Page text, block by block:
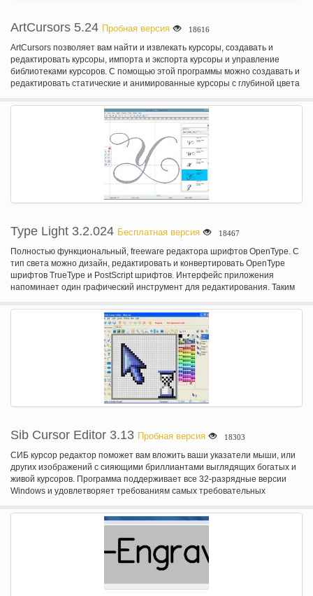
ArtCursors 5.24 Пробная версия 18616
ArtCursors позволяет вам найти и извлекать курсоры, создавать и
редактировать курсоры, импорта и экспорта курсоры и управление
библиотеками курсоров. С помощью этой программы можно создавать и
редактировать статические и анимированные курсоры с глубиной цвета
включая расширение градиентные заливки. Вы можете импортировать
курсоры с изображение, значок и библиотеки файлов и исполняемых
Type Light 3.2.024 Бесплатная версия 18467
Полностью функциональный, freeware редактора шрифтов OpenType. С
тип света можно дизайн, редактировать и конвертировать OpenType
шрифтов TrueType и PostScript шрифтов. Интерфейс приложения
напоминает один графический инструмент для редактирования. Таким
(TrueType или PostScript), фамилии, sub семьи, полное имя и сведения
Sib Cursor Editor 3.13 Пробная версия 18303
СИБ курсор редактор поможет вам вложить ваши указатели мыши, или
других изображений с сияющими бриллиантами выглядящих богатых и
живой курсоров. Программа поддерживает все 32-разрядные версии
Windows и удовлетворяет требованиям самых требовательных
статические и анимированные курсоры с глубиной цвета до 16
миллионов цветов, разнообразие форматов для экспорта и импорта